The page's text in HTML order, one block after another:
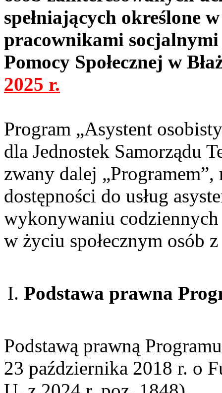
spełniających określone
pracownikami
Pomocy Społecznej w
2025 r.
Program „Asystent
dla Jednostek Samorządu
zwany dalej
dostępności do usług
wykonywaniu
w życiu społecznym osób
Podstawa prawna
Podstawą prawną
23 października 2018 r. o